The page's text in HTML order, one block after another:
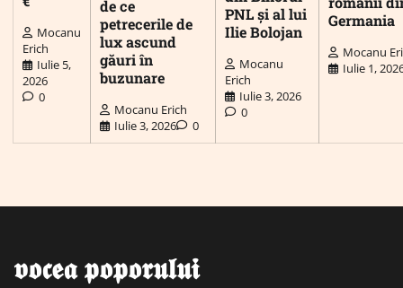
Mocanu
Erich
Iulie 5,
2026
0
de ce
petrecerile de
lux ascund
găuri în
buzunare
Mocanu Erich
Iulie 3, 2026
0
PNL și al lui
Ilie Bolojan
Mocanu
Erich
Iulie 3, 2026
0
Germania
Mocanu
Iulie 1,
𝖛𝖔𝖈𝖊𝖆 𝖕𝖔𝖕𝖔𝖗𝖚𝖑𝖚𝖎